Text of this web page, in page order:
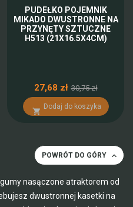
PUDEŁKO POJEMNIK
MIKADO DWUSTRONNE NA
PRZYNĘTY SZTUCZNE
H513 (21X16.5X4CM)
27,68 zł 30,75 zł

Dodaj do koszyka
POWRÓT DO GÓRY 
nasączone atraktorem od
dwustronnej kasetki na